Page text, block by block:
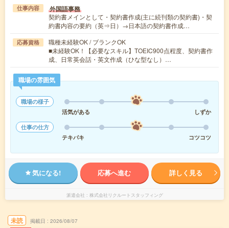
仕事内容 外国語事務
契約書メインとして・契約書作成(主に続刊類の契約書)・契
約書内容の要約（英⇒日）→日本語の契約書作成…
応募資格
職種未経験OK / ブランクOK
■未経験OK！【必要なスキル】TOEIC900点程度、契約書作
成、日常英会話・英文作成（ひな型なし）…
職場の雰囲気
職場の様子
活気がある
しずか
仕事の仕方
テキパキ
コツコツ
気になる! 応募へ進む 詳しく見る
派遣会社 株式会社リクルートスタッフィング
未読 掲載日 2026/08/07